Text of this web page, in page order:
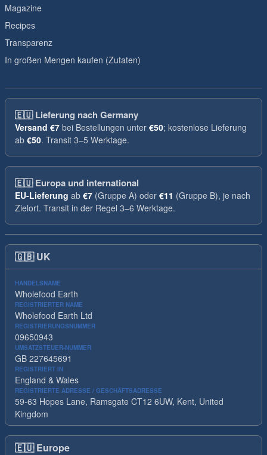
Magazine
Recipes
Transparenz
In großen Mengen kaufen (Zutaten)
🇪🇺Lieferung nach Germany
Versand €7 bei Bestellungen unter €50; kostenlose Lieferung
ab €50. Transit 3–5 Werktage.
🇪🇺Europa und international
EU-Lieferung ab €7 (Gruppe A) oder €11 (Gruppe B), je nach
Zielort. Transit in der Regel 3–6 Werktage.
🇬🇧 UK
HANDELSNAME
Wholefood Earth
REGISTRIERTER NAME
Wholefood Earth Ltd
REGISTRIERUNGSNUMMER
09650943
UMSATZSTEUER-NUMMER
GB 227645691
REGISTRIERT IN
England & Wales
REGISTRIERTE ADRESSE / GESCHÄFTSADRESSE
59-63 Hopes Lane, Ramsgate CT12 6UW, Kent, United
Kingdom
🇪🇺 Europe